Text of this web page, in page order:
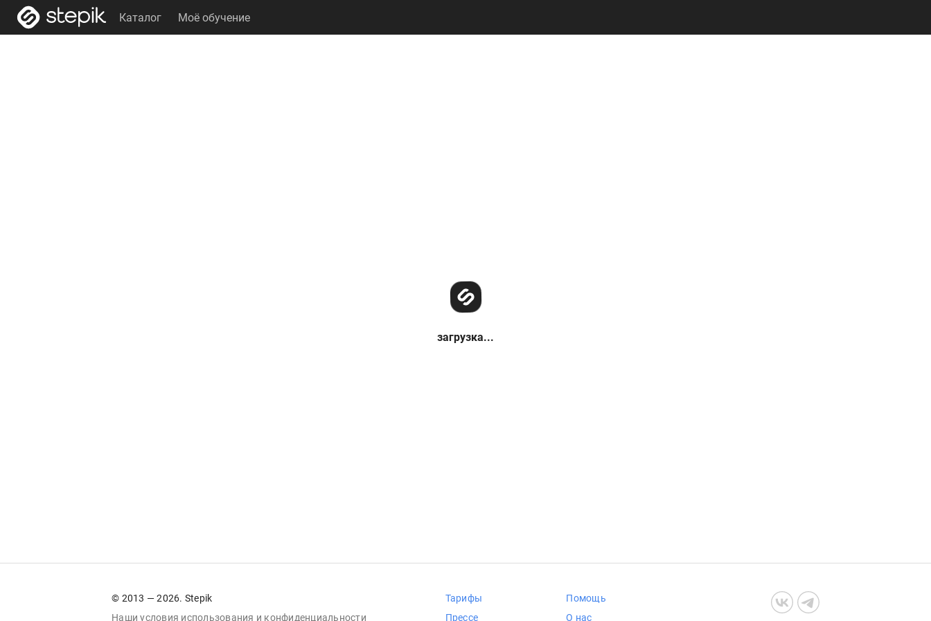
Каталог Моё обучение
загрузка...
© 2013 — 2026. Stepik
Наши условия использования и конфиденциальности
Тарифы
Прессе
Помощь
О нас